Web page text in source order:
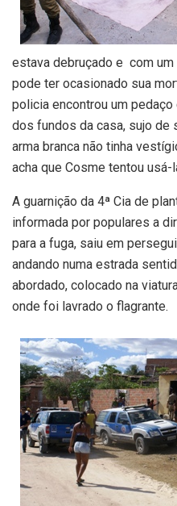
estava debruçado e com um
pode ter ocasionado sua
policia encontrou um
dos fundos da casa, sujo de
arma branca não tinha
acha que Cosme tentou
A guarnição da 4ª Cia de
informada por populares a
para a fuga, saiu em
andando numa estrada
abordado, colocado na
onde foi lavrado o flagrante.